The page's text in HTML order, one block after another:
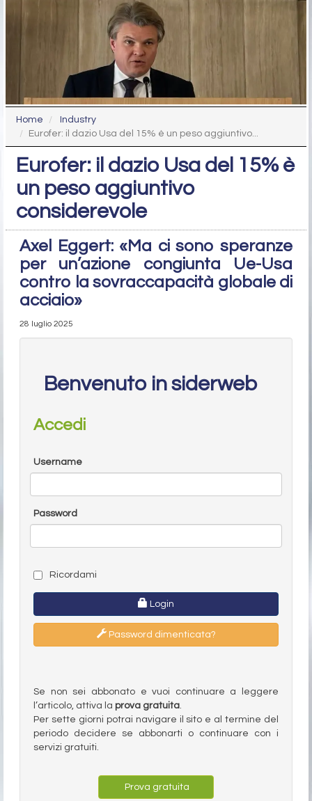
Home
Industry
Eurofer: il dazio Usa del 15% è un peso aggiuntivo...
Eurofer: il dazio Usa del 15% è
un peso aggiuntivo
considerevole
Axel Eggert: «Ma ci sono speranze
per un’azione congiunta Ue-Usa
contro la sovraccapacità globale di
acciaio»
28 luglio 2025
Benvenuto in siderweb
Accedi
Username
Password
Ricordami
Login
Password dimenticata?
Se non sei abbonato e vuoi continuare a leggere
l’articolo, attiva la prova gratuita.
Per sette giorni potrai navigare il sito e al termine del
periodo decidere se abbonarti o continuare con i
servizi gratuiti.
Prova gratuita